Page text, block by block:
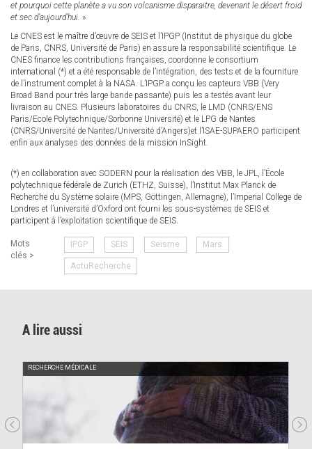
et pourquoi cette planète a vu son volcanisme disparaitre, devenant le désert froid
et sec d’aujourd’hui. »
Le CNES est le maître d’œuvre de SEIS et l’IPGP (Institut de physique du globe
de Paris, CNRS, Université de Paris) en assure la responsabilité scientifique. Le
CNES finance les contributions françaises, coordonne le consortium
international (*) et a été responsable de l’intégration, des tests et de la fourniture
de l’instrument complet à la NASA. L’IPGP a conçu les capteurs VBB (Very
Broad Band pour très large bande passante) puis les a testés avant leur
livraison au CNES. Plusieurs laboratoires du CNRS, le LMD (CNRS/ENS
Paris/Ecole Polytechnique/Sorbonne Université) et le LPG de Nantes
(CNRS/Université de Nantes/Université d’Angers)et l’ISAE-SUPAERO participent
enfin aux analyses des données de la mission InSight.
(*) en collaboration avec SODERN pour la réalisation des VBB, le JPL, l’École
polytechnique fédérale de Zurich (ETHZ, Suisse), l’Institut Max Planck de
Recherche du Système solaire (MPS, Göttingen, Allemagne), l’Imperial College de
Londres et l’université d’Oxford ont fourni les sous-systèmes de SEIS et
participent à l’exploitation scientifique de SEIS.
Mots
clés >
IPGP SEIS Seisme Mars
ActuRecherche
A lire aussi
RECHERCHE MÉDICALE